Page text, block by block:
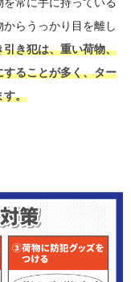
らうっかり目を離し
引き犯は、重い荷物、
ることが多く、ター
す。